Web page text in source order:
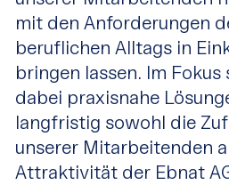
mit den Anforderungen
beruflichen Alltags in
bringen lassen. Im Fokus
dabei praxisnahe
langfristig sowohl die
unserer Mitarbeitenden
Attraktivität der Ebnat